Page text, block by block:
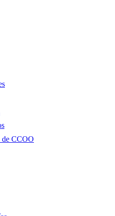
de CCOO